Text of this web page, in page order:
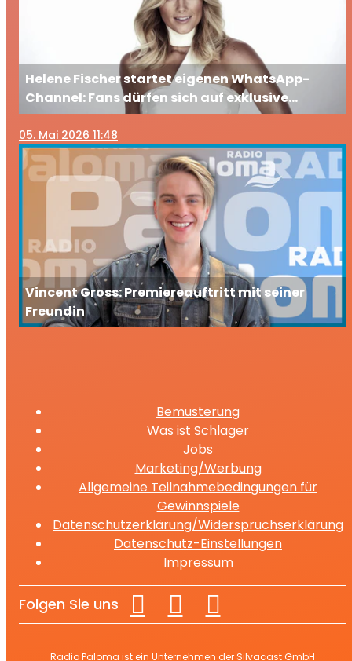
Helene Fischer startet eigenen WhatsApp-
Channel: Fans dürfen sich auf exklusive
Einblicke freuen
05. Mai 2026 11:48
Vincent Gross: Premiereauftritt mit seiner
Freundin
Bemusterung
Was ist Schlager
Jobs
Marketing/Werbung
Allgemeine Teilnahmebedingungen für
Gewinnspiele
Datenschutzerklärung/Widerspruchserklärung
Datenschutz-Einstellungen
Impressum
Folgen Sie uns
Radio Paloma ist ein Unternehmen der Silvacast GmbH